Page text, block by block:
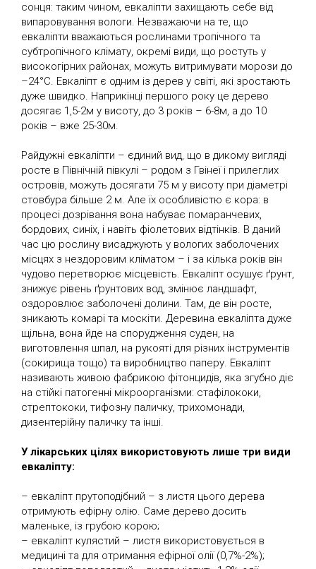
сонця: таким чином, евкаліпти захищають себе від
випаровування вологи. Незважаючи на те, що
евкаліпти вважаються рослинами тропічного та
субтропічного клімату, окремі види, що ростуть у
високогірних районах, можуть витримувати морози до
–24°С. Евкаліпт є одним із дерев у світі, які зростають
дуже швидко. Наприкінці першого року це дерево
досягає 1,5-2м у висоту, до 3 років – 6-8м, а до 10
років – вже 25-30м.
Райдужні евкаліпти – єдиний вид, що в дикому вигляді
росте в Північній півкулі – родом з Гвінеї і прилеглих
островів, можуть досягати 75 м у висоту при діаметрі
стовбура більше 2 м. Але їх особливістю є кора: в
процесі дозрівання вона набуває помаранчевих,
бордових, синіх, і навіть фіолетових відтінків. В даний
час цю рослину висаджують у вологих заболочених
місцях з нездоровим кліматом – і за кілька років він
чудово перетворює місцевість. Евкаліпт осушує ґрунт,
знижує рівень ґрунтових вод, змінює ландшафт,
оздоровлює заболочені долини. Там, де він росте,
зникають комарі та москіти. Деревина евкаліпта дуже
щільна, вона йде на спорудження суден, на
виготовлення шпал, на рукояті для різних інструментів
(сокирища тощо) та виробництво паперу. Евкаліпт
називають живою фабрикою фітонцидів, яка згубно діє
на стійкі патогенні мікроорганізми: стафілококи,
стрептококи, тифозну паличку, трихомонади,
дизентерійну паличку та інші.
У лікарських цілях використовують лише три види
евкаліпту:
– евкаліпт прутоподібний – з листя цього дерева
отримують ефірну олію. Саме дерево досить
маленьке, із грубою корою;
– евкаліпт кулястий – листя використовується в
медицині та для отримання ефірної олії (0,7%-2%);